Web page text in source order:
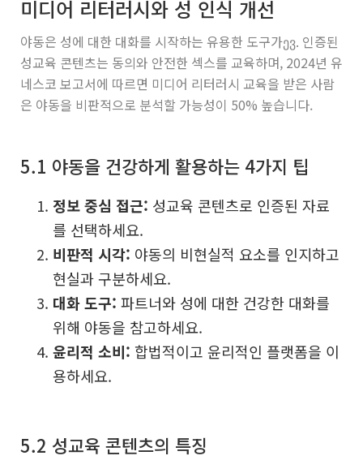
미디어 리터러시와 성 인식 개선
야동은 성에 대한 대화를 시작하는 유용한 도구가ევ. 인증된
성교육 콘텐츠는 동의와 안전한 섹스를 교육하며, 2024년 유
네스코 보고서에 따르면 미디어 리터러시 교육을 받은 사람
은 야동을 비판적으로 분석할 가능성이 50% 높습니다.
5.1 야동을 건강하게 활용하는 4가지 팁
정보 중심 접근: 성교육 콘텐츠로 인증된 자료
를 선택하세요.
비판적 시각: 야동의 비현실적 요소를 인지하고
현실과 구분하세요.
대화 도구: 파트너와 성에 대한 건강한 대화를
위해 야동을 참고하세요.
윤리적 소비: 합법적이고 윤리적인 플랫폼을 이
용하세요.
5.2 성교육 콘텐츠의 특징